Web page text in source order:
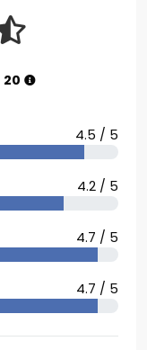
20
4.5 / 5
4.2 / 5
4.7 / 5
4.7 / 5